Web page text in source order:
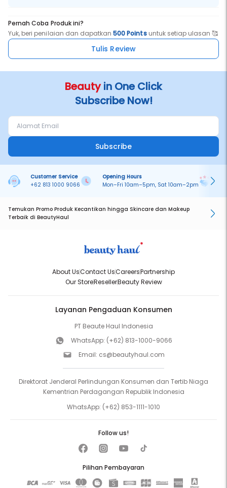
Pernah Coba Produk ini?
Yuk, beri penilaian dan dapatkan500 Pointsuntuk setiap ulasan 🥰
Tulis Review
Beautyin One Click
Subscribe Now!
Subscribe
Customer Service
+62 813 1000 9066
Opening Hours
Mon–Fri 10am–5pm, Sat 10am–2pm
Temukan Promo Produk Kecantikan hingga Skincare dan Makeup
Terbaik di BeautyHaul
About UsContact UsCareersPartnership
Our StoreResellerBeauty Review
Layanan Pengaduan Konsumen
PT Beaute Haul Indonesia
WhatsApp: (+62) 813-1000-9066
Email: cs@beautyhaul.com
Direktorat Jenderal Perlindungan Konsumen dan Tertib Niaga
Kementrian Perdagangan Republik Indonesia
WhatsApp: (+62) 853-1111-1010
Pilihan Pembayaran
Follow us!